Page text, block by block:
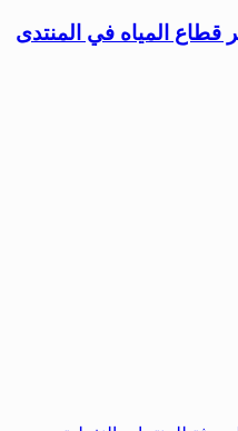
قطاع المياه في المنتدى